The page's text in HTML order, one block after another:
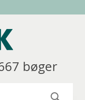
bøger